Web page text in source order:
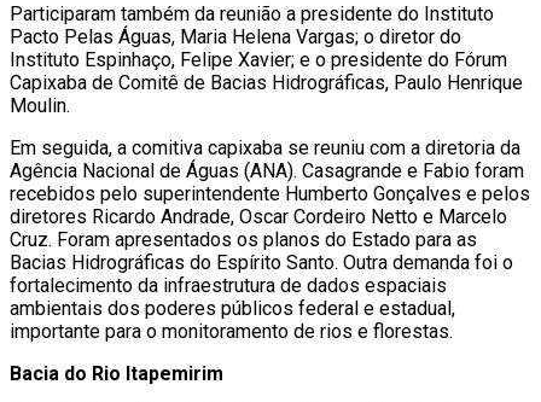
Participaram também da reunião a presidente do Instituto
Pacto Pelas Águas, Maria Helena Vargas; o diretor do
Instituto Espinhaço, Felipe Xavier; e o presidente do Fórum
Capixaba de Comitê de Bacias Hidrográficas, Paulo Henrique
Moulin.
Em seguida, a comitiva capixaba se reuniu com a diretoria da
Agência Nacional de Águas (ANA). Casagrande e Fabio foram
recebidos pelo superintendente Humberto Gonçalves e pelos
diretores Ricardo Andrade, Oscar Cordeiro Netto e Marcelo
Cruz. Foram apresentados os planos do Estado para as
Bacias Hidrográficas do Espírito Santo. Outra demanda foi o
fortalecimento da infraestrutura de dados espaciais
ambientais dos poderes públicos federal e estadual,
importante para o monitoramento de rios e florestas.
Bacia do Rio Itapemirim